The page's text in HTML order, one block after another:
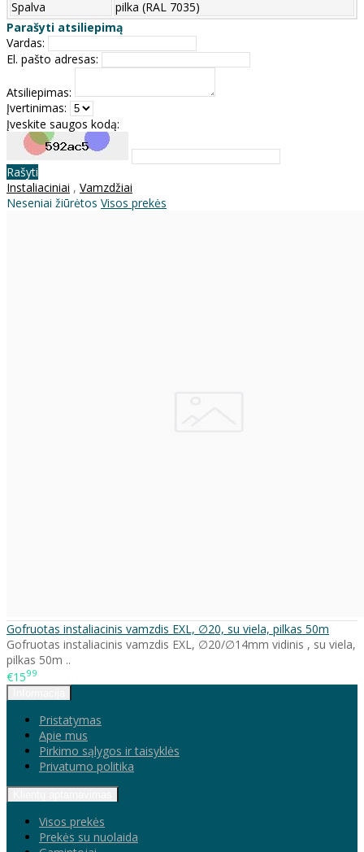
Spalva
pilka (RAL 7035)
Parašyti atsiliepimą
Vardas:
El. pašto adresas:
Atsiliepimas:
Įvertinimas:
Įveskite saugos kodą:
Rašyti
Instaliaciniai , Vamzdžiai
Neseniai žiūrėtos Visos prekės
Gofruotas instaliacinis vamzdis EXL, ∅20, su viela, pilkas 50m
Gofruotas instaliacinis vamzdis EXL, ∅20/∅14mm vidinis , su viela,
pilkas 50m ..
€1599
Pristatymas
Apie mus
Pirkimo sąlygos ir taisyklės
Privatumo politika
Visos prekės
Prekės su nuolaida